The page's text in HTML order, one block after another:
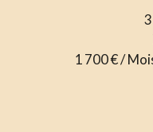
1 700 € /